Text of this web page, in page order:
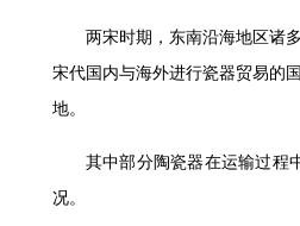
两宋时期，东南沿海地区诸
宋代国内与海外进行瓷器贸易的
地。
其中部分陶瓷器在运输过程
况。